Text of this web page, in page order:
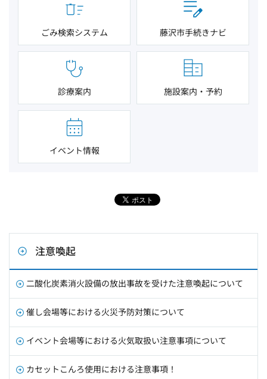
ごみ検索システム 藤沢市手続きナビ
診療案内 施設案内・予約
イベント情報
注意喚起
二酸化炭素消火設備の放出事故を受けた注意喚起について
催し会場等における火災予防対策について
イベント会場等における火気取扱い注意事項について
カセットこんろ使用における注意事項！